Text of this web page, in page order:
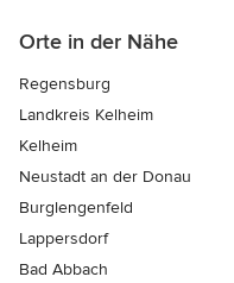
Orte in der Nähe
Regensburg
Landkreis Kelheim
Kelheim
Neustadt an der Donau
Burglengenfeld
Lappersdorf
Bad Abbach